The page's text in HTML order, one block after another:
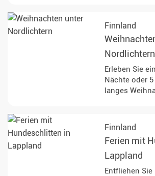
auf Nordlichter!
Finnland
Nordlichtern
Erleben Sie
Nächte oder
langes
Chance auf
Genießen Sie
Idylle mit
und
Finnland
Ferien mit
Lappland
Entfliehen